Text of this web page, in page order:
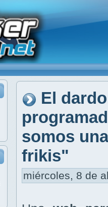
El
somos
frikis"
miércoles, 8 de